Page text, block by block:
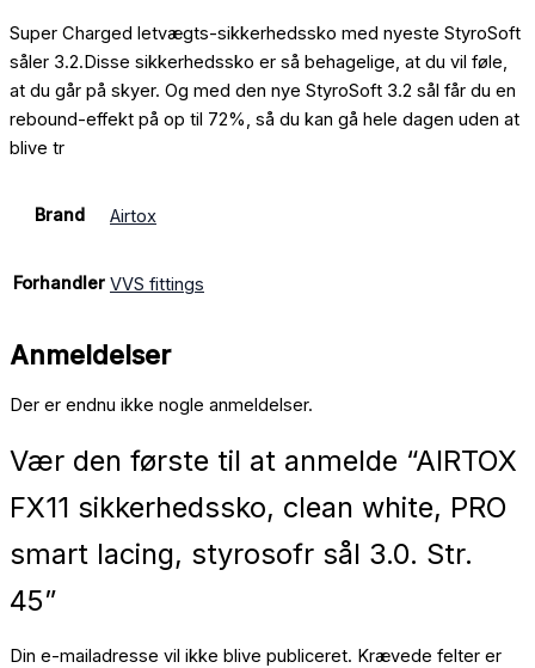
Super Charged letvægts-sikkerhedssko med nyeste StyroSoft
såler 3.2.Disse sikkerhedssko er så behagelige, at du vil føle,
at du går på skyer. Og med den nye StyroSoft 3.2 sål får du en
rebound-effekt på op til 72%, så du kan gå hele dagen uden at
blive tr
Brand Airtox
Forhandler VVS fittings
Anmeldelser
Der er endnu ikke nogle anmeldelser.
Vær den første til at anmelde “AIRTOX
FX11 sikkerhedssko, clean white, PRO
smart lacing, styrosofr sål 3.0. Str.
45”
Din e-mailadresse vil ikke blive publiceret. Krævede felter er